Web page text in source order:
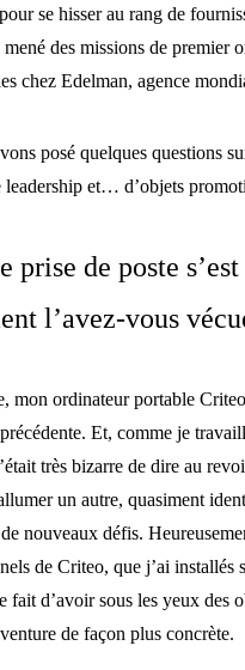
se hisser au rang de
des missions de premier
chez Edelman, agence
posé quelques questions
leadership et… d’objets
prise de poste
l’avez-vous
mon ordinateur portable
Et, comme je
très bizarre de dire au
un autre, quasiment
nouveaux défis.
de Criteo, que j’ai installés
fait d’avoir sous les yeux des
de façon plus concrète.